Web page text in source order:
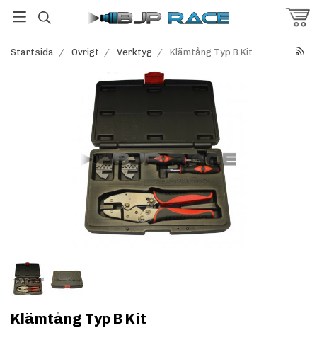
Startsida / Övrigt / Verktyg / Klämtång Typ B Kit
Klämtång Typ B Kit